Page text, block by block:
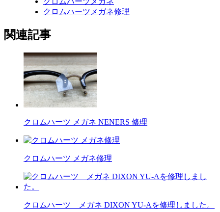
クロムハーツメガネ修理
関連記事
クロムハーツ メガネ NENERS 修理
クロムハーツ メガネ修理
クロムハーツ メガネ DIXON YU-Aを修理しました。